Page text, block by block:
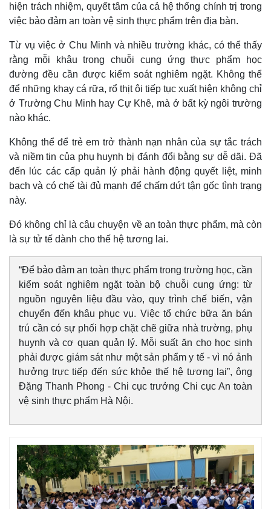
Vụ án
Tin nóng
Vũ khí
Việt Nam
hiện trách nhiệm, quyết tâm của cả hệ thống chính trị trong
việc bảo đảm an toàn vệ sinh thực phẩm trên địa bàn.
Từ vụ việc ở Chu Minh và nhiều trường khác, có thể thấy
rằng mỗi khâu trong chuỗi cung ứng thực phẩm học
đường đều cần được kiểm soát nghiêm ngặt. Không thể
để những khay cá rữa, rổ thịt ôi tiếp tục xuất hiện không chỉ
ở Trường Chu Minh hay Cự Khê, mà ở bất kỳ ngôi trường
nào khác.
Không thể để trẻ em trở thành nạn nhân của sự tắc trách
và niềm tin của phụ huynh bị đánh đổi bằng sự dễ dãi. Đã
đến lúc các cấp quản lý phải hành động quyết liệt, minh
bạch và có chế tài đủ mạnh để chấm dứt tận gốc tình trạng
này.
Đó không chỉ là câu chuyện về an toàn thực phẩm, mà còn
là sự tử tế dành cho thế hệ tương lai.
“Để bảo đảm an toàn thực phẩm trong trường học, cần
kiểm soát nghiêm ngặt toàn bộ chuỗi cung ứng: từ
nguồn nguyên liệu đầu vào, quy trình chế biến, vận
chuyển đến khâu phục vụ. Việc tổ chức bữa ăn bán
trú cần có sự phối hợp chặt chẽ giữa nhà trường, phụ
huynh và cơ quan quản lý. Mỗi suất ăn cho học sinh
phải được giám sát như một sản phẩm y tế - vì nó ảnh
hưởng trực tiếp đến sức khỏe thế hệ tương lai”, ông
Đặng Thanh Phong - Chi cục trưởng Chi cục An toàn
vệ sinh thực phẩm Hà Nội.